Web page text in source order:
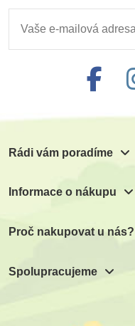
Rádi vám poradíme
Informace o nákupu
Proč nakupovat u nás?
Spolupracujeme